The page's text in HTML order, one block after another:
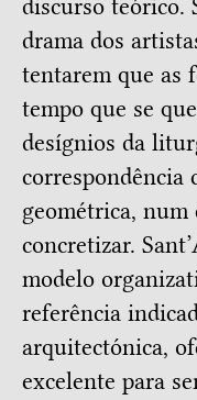
discurso teórico.
drama dos
tentarem que as
tempo que se
desígnios da
correspondência
geométrica, num
concretizar.
modelo
referência
arquitectónica,
excelente para